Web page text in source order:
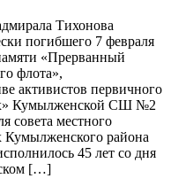
Тихонова
погибшего 7 февраля
«Прерванный
флота»,
активистов первичного
Кумылженской СШ №2
совета местного
района
45 лет со дня
[…]